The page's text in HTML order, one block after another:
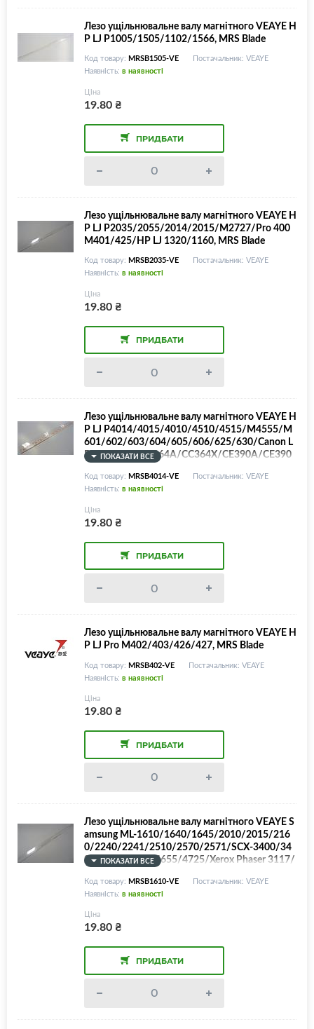
Лезо ущільнювальне валу магнітного VEAYE H
P LJ P1005/1505/1102/1566, MRS Blade
Код товару: MRSB1505-VE
Постачальник: VEAYE
Наявність: в наявності
Ціна
19.80₴
ПРИДБАТИ
Лезо ущільнювальне валу магнітного VEAYE H
P LJ P2035/2055/2014/2015/M2727/Pro 400
M401/425/HP LJ 1320/1160, MRS Blade
Код товару: MRSB2035-VE
Постачальник: VEAYE
Наявність: в наявності
Ціна
19.80₴
ПРИДБАТИ
Лезо ущільнювальне валу магнітного VEAYE H
P LJ P4014/4015/4010/4510/4515/M4555/M
601/602/603/604/605/606/625/630/Canon L
BP351/352/CC364A/CC364X/CE390A/CE390
X/CF281A/CF281X/Canon 039/039H, MRS Bla
de
ПОКАЗАТИ ВСЕ
Код товару: MRSB4014-VE
Постачальник: VEAYE
Наявність: в наявності
Ціна
19.80₴
ПРИДБАТИ
Лезо ущільнювальне валу магнітного VEAYE H
P LJ Pro M402/403/426/427, MRS Blade
Код товару: MRSB402-VE
Постачальник: VEAYE
Наявність: в наявності
Ціна
19.80₴
ПРИДБАТИ
Лезо ущільнювальне валу магнітного VEAYE S
amsung ML-1610/1640/1645/2010/2015/216
0/2240/2241/2510/2570/2571/SCX-3400/34
05/3407/4650/4655/4725/Xerox Phaser 3117/
3122/3124/3125/3200, MRS Blade
ПОКАЗАТИ ВСЕ
Код товару: MRSB1610-VE
Постачальник: VEAYE
Наявність: в наявності
Ціна
19.80₴
ПРИДБАТИ